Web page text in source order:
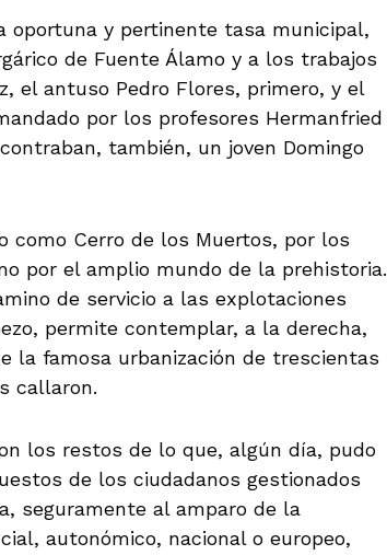
oportuna y pertinente tasa municipal,
de Fuente Álamo y a los trabajos
el antuso Pedro Flores, primero, y el
por los profesores Hermanfried
también, un joven Domingo
como Cerro de los Muertos, por los
por el amplio mundo de la prehistoria.
de servicio a las explotaciones
permite contemplar, a la derecha,
la famosa urbanización de trescientas
callaron.
los restos de lo que, algún día, pudo
de los ciudadanos gestionados
seguramente al amparo de la
autonómico, nacional o europeo,